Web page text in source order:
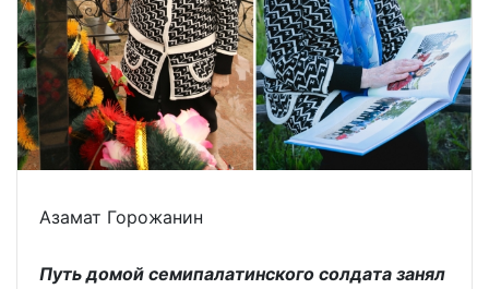
Азамат Горожанин
Путь домой семипалатинского солдата занял